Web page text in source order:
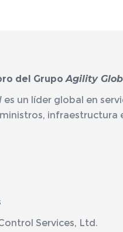
del GrupoAgility
es un líder global en
infraestructura
Services, Ltd.